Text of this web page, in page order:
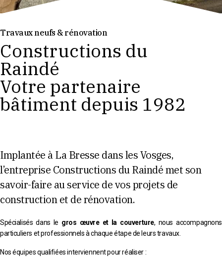
Travaux neufs & rénovation
Constructions du
Raindé
Votre partenaire
bâtiment depuis 1982
Implantée à La Bresse dans les Vosges,
l’entreprise Constructions du Raindé met son
savoir-faire au service de vos projets de
construction et de rénovation.
Spécialisés dans le gros œuvre et la couverture, nous accompagnons
particuliers et professionnels à chaque étape de leurs travaux.
Nos équipes qualifiées interviennent pour réaliser :